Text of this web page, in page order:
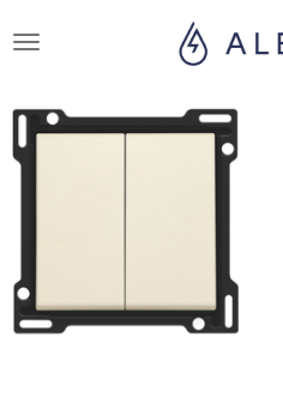
direct
de
hoofdinhoud